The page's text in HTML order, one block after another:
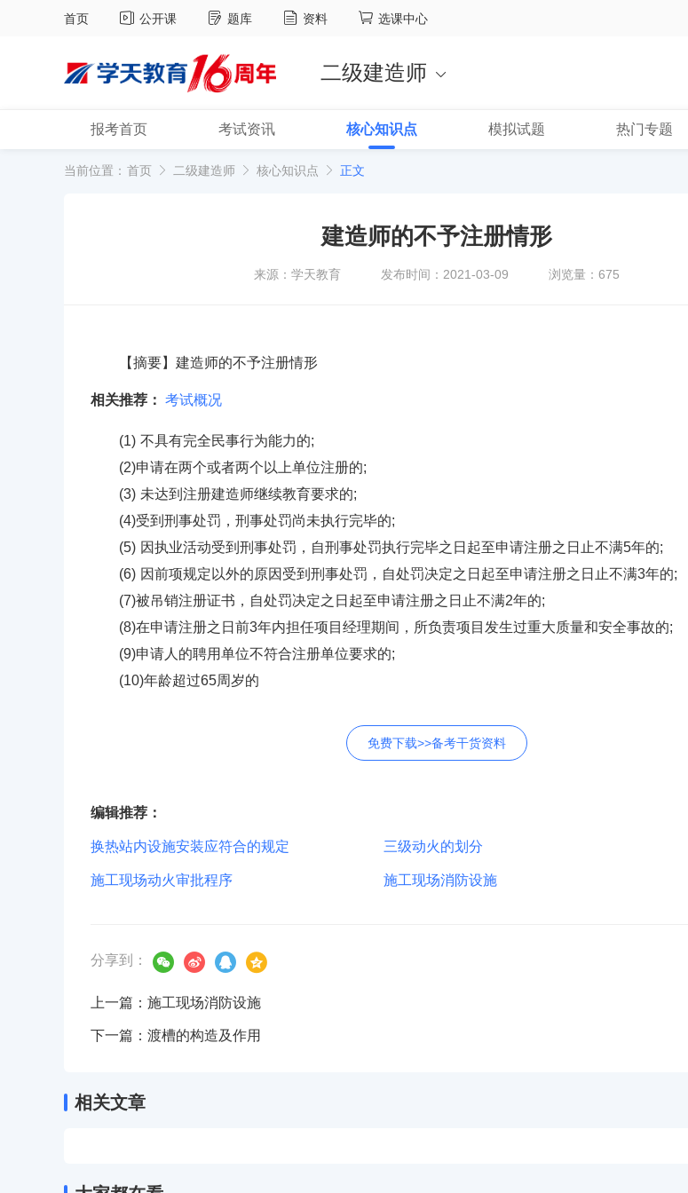
首页 公开课 题库 资料 选课中心
二级建造师
报考首页 考试资讯 核心知识点 模拟试题 热门专题
当前位置： 首页 二级建造师 核心知识点 正文
建造师的不予注册情形
来源：学天教育 发布时间：2021-03-09 浏览量：675
【摘要】建造师的不予注册情形
相关推荐： 考试概况
(1) 不具有完全民事行为能力的;
(2)申请在两个或者两个以上单位注册的;
(3) 未达到注册建造师继续教育要求的;
(4)受到刑事处罚，刑事处罚尚未执行完毕的;
(5) 因执业活动受到刑事处罚，自刑事处罚执行完毕之日起至申请注册之日止不满5年的;
(6) 因前项规定以外的原因受到刑事处罚，自处罚决定之日起至申请注册之日止不满3年的;
(7)被吊销注册证书，自处罚决定之日起至申请注册之日止不满2年的;
(8)在申请注册之日前3年内担任项目经理期间，所负责项目发生过重大质量和安全事故的;
(9)申请人的聘用单位不符合注册单位要求的;
(10)年龄超过65周岁的
免费下载>>备考干货资料
编辑推荐：
换热站内设施安装应符合的规定 三级动火的划分
施工现场动火审批程序 施工现场消防设施
分享到：
上一篇：施工现场消防设施
下一篇：渡槽的构造及作用
相关文章